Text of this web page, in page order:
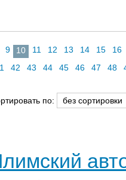
9 10 11 12 13 14 15
16
42 43 44 45 46 47 48
по: